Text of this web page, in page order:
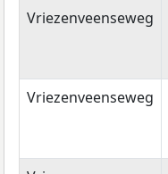
Straatnaam
Vriezenveenseweg
Vriezenveenseweg